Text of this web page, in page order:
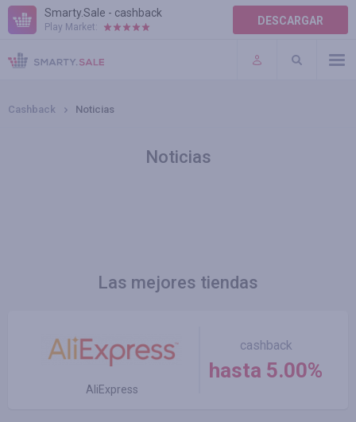
Smarty.Sale - cashback
Play Market: DESCARGAR
TÉRMINOS DE USO
COMPLEMENTOS
Cashback Noticias
Noticias
Las mejores tiendas
AliExpress
cashback
hasta 5.00%